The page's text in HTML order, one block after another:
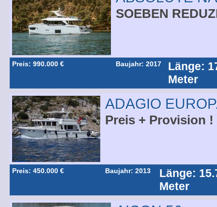
SOEBEN
Preis: 990.000 € Baujahr: 2017
Länge:
Meter
ADAGIO
Preis + Provision !
Preis: 450.000 € Baujahr: 2013
Länge:
Meter